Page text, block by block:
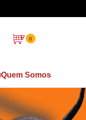
0
Quem Somos